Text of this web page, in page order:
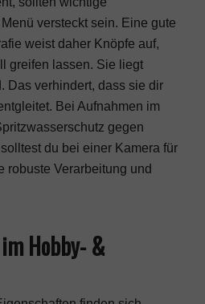
versteckt sein. Eine gute
weist daher Knöpfe auf,
greifen lassen. Sie liegt
Das verhindert, dass sie dir
Bei Aufnahmen im
gegen
du bei einer Kamera für
robuste Verarbeitung und
Hobby- &